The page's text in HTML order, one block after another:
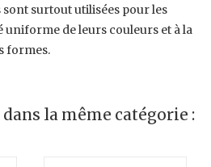
sont surtout utilisées pour les
uniforme de leurs couleurs et à la
formes.
la même catégorie :